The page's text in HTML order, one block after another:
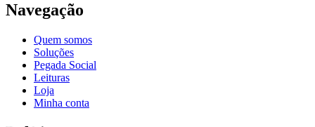
Navegação
Quem somos
Soluções
Pegada Social
Leituras
Loja
Minha conta